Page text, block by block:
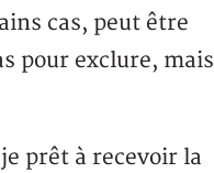
cas, peut être
pour exclure, mais
prêt à recevoir la